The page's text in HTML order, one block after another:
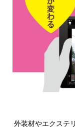
外装材やエクステ